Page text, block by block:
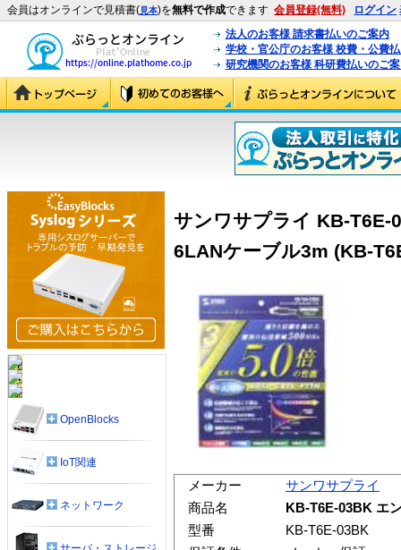
会員はオンラインで見積書(見本)を無料で作成できます 会員登録(無料) ログイン
法人のお客様 請求書払いのご案内
学校・官公庁のお客様 校費・公費
研究機関のお客様 科研費払いのご
サンワサプライ KB-
6LANケーブル3m (KB-
メーカー
サンワサプライ
商品名
KB-T6E-03BK エ
型番
KB-T6E-03BK
OpenBlocks
IoT関連
ネットワーク